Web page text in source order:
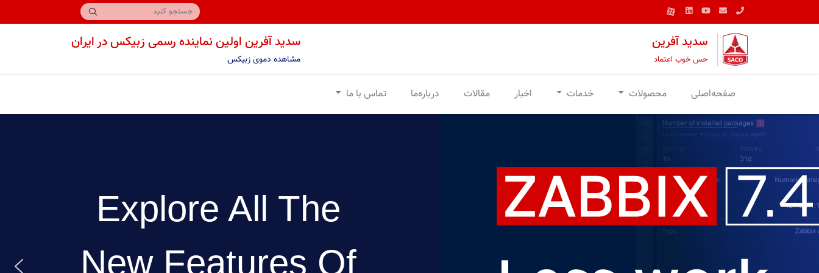
سدید آفرین
حس خوب اعتماد
سدید آفرین اولین نماینده رسمی زبیکس در ایران
مشاهده دموی زبیکس
صفحه‌اصلی محصولات خدمات اخبار مقالات درباره‌ما تماس با ما
Explore All The
New Features Of